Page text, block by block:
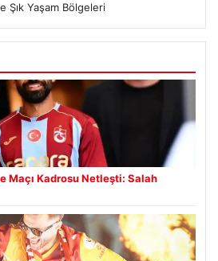
Şık Yaşam Bölgeleri
Maçı Kadrosu Netleşti: Salah